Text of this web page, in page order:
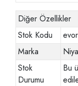
Diğer Özellikler
Stok Kodu
Marka
Stok
Durumu
Bu